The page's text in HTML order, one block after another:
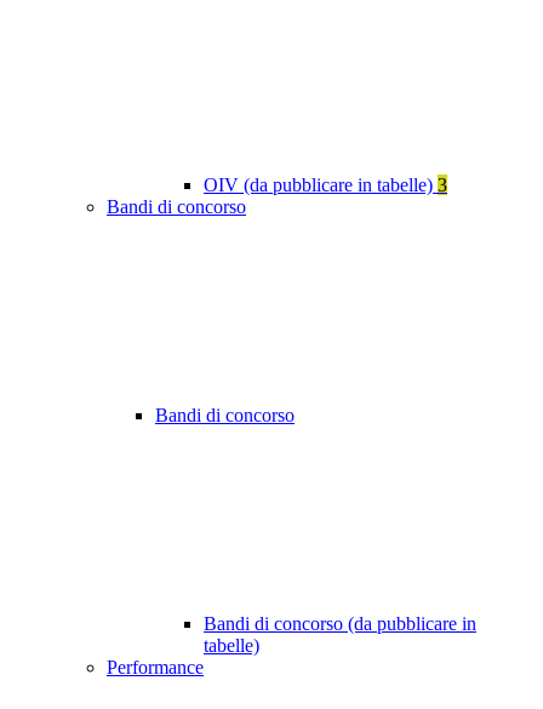
OIV (da pubblicare in tabelle) 3
Bandi di concorso
Bandi di concorso
Bandi di concorso (da pubblicare in
tabelle)
Performance